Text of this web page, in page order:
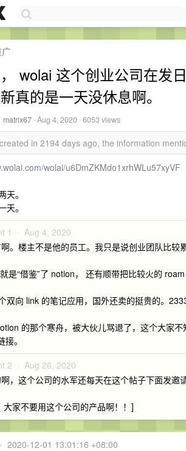
wolai 这个创业公司在发
真的是一天没休息啊。
matrix67 ·Aug 4, 2020 · 6053 views
in 2194 days ago, the information
wolai/u6DmZKMdo1xrhWLu57xyVF
天。
天。
1 · Aug 4, 2020
。楼主不是他的员工。我只是说创业团队比较累
是“借鉴”了 notion， 还有顺带把比较火的 roam
双向 link 的笔记应用，国外还卖的挺贵的。2333
的那个寒舟，被大伙儿骂退了，这个大家
。
2 · Aug 26, 2020
，这个公司的水军还每天在这个帖子下面发邀
大家不要用这个公司的产品啊！！]
• 2020-12-01 13:01:16 +08:00